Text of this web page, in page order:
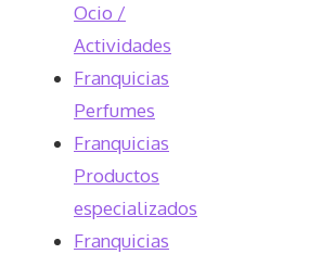
Ocio /
Actividades
Franquicias
Perfumes
Franquicias
Productos
especializados
Franquicias